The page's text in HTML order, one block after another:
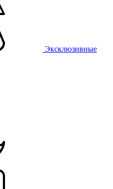
Эксклюзивные